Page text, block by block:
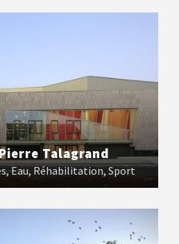
Talagrand
,Eau,Réhabilitation,Sport